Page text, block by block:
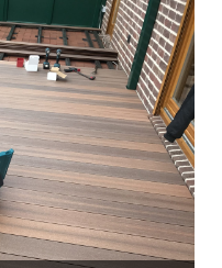
unsere Innentüren
an. Präzise Montage
sind dabei